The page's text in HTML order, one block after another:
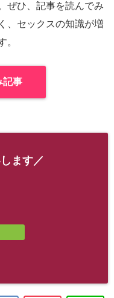
ぜひ、記事を読んでみ
、セックスの知識が増
。
記事
ます／